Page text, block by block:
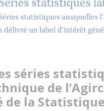
séries
de
de la